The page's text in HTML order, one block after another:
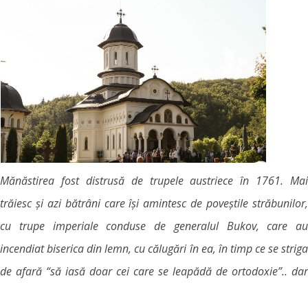
Mănăstirea fost distrusă de trupele austriece în 1761. Mai
trăiesc și azi bătrâni care își amintesc de poveștile străbunilor,
cu trupe imperiale conduse de generalul Bukov, care au
incendiat biserica din lemn, cu călugări în ea, în timp ce se striga
de afară “să iasă doar cei care se leapădă de ortodoxie”.. dar